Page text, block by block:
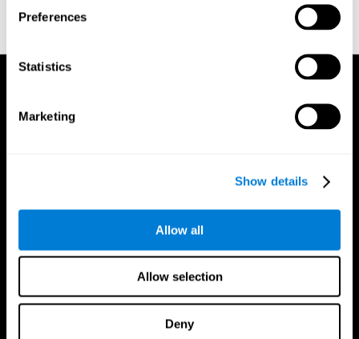
Preferences
Statistics
Marketing
Show details
Allow all
Allow selection
Deny
napredovali.